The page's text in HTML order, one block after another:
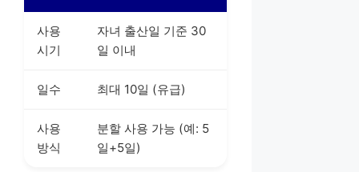
사용
시기
자녀 출산일 기준 30
일 이내
일수 최대 10일 (유급)
사용
방식
분할 사용 가능 (예: 5
일+5일)